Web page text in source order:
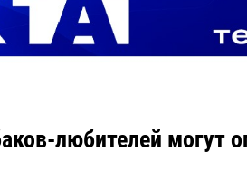
любителей могут